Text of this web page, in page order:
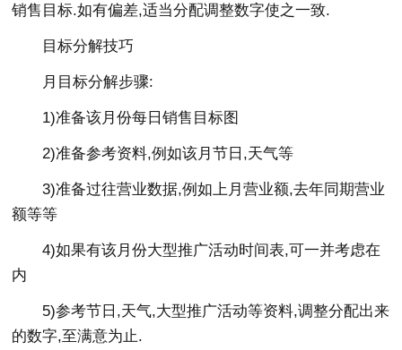
销售目标.如有偏差,适当分配调整数字使之一致.
目标分解技巧
月目标分解步骤:
1)准备该月份每日销售目标图
2)准备参考资料,例如该月节日,天气等
3)准备过往营业数据,例如上月营业额,去年同期营业
额等等
4)如果有该月份大型推广活动时间表,可一并考虑在
内
5)参考节日,天气,大型推广活动等资料,调整分配出来
的数字,至满意为止.